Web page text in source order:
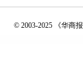
© 2003-2025 《华商